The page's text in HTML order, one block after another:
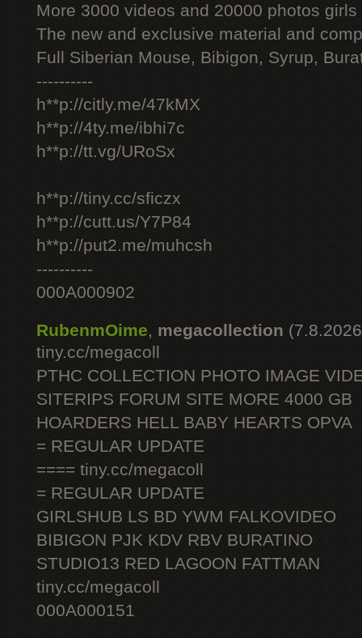
More 3000 videos and 20000 photos
The new and exclusive material and
Full Siberian Mouse, Bibigon, Syrup,
----------
h**p://citly.me/47kMX
h**p://4ty.me/ibhi7c
h**p://tt.vg/URoSx
h**p://tiny.cc/sficzx
h**p://cutt.us/Y7P84
h**p://put2.me/muhcsh
----------
000A000902
RubenmOime, megacollection
tiny.cc/megacoll
PTHC COLLECTION PHOTO IMAGE
SITERIPS FORUM SITE MORE 4000 GB
HOARDERS HELL BABY HEARTS OPVA
= REGULAR UPDATE
==== tiny.cc/megacoll
= REGULAR UPDATE
GIRLSHUB LS BD YWM FALKOVIDEO
BIBIGON PJK KDV RBV BURATINO
STUDIO13 RED LAGOON FATTMAN
tiny.cc/megacoll
000A000151